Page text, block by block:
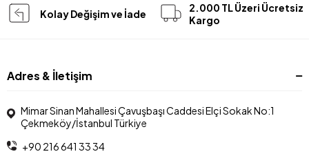
Kolay Değişim ve İade
2.000 TL Üzeri Ücretsiz
Kargo
Adres & İletişim
Mimar Sinan Mahallesi Çavuşbaşı Caddesi Elçi Sokak No:1
Çekmeköy/İstanbul Türkiye
+90 216 641 33 34